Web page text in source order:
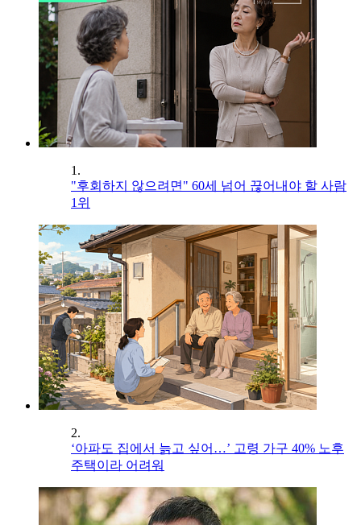
1.
"후회하지 않으려면" 60세 넘어 끊어내야 할 사람
1위
2.
‘아파도 집에서 늙고 싶어…’ 고령 가구 40% 노후
주택이라 어려워